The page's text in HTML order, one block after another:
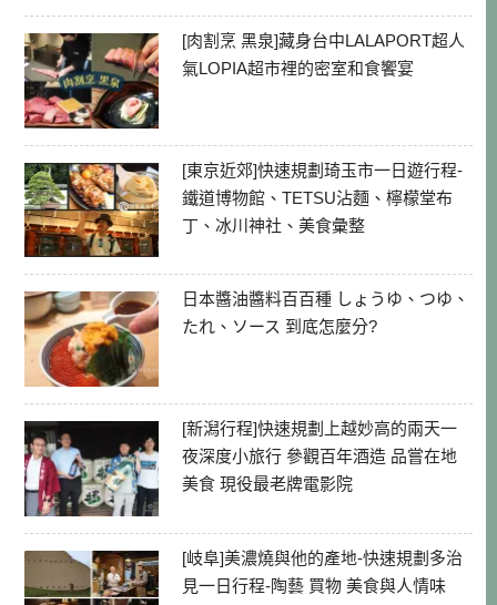
[肉割烹 黑泉]藏身台中LALAPORT超人
氣LOPIA超市裡的密室和食饗宴
[東京近郊]快速規劃琦玉市一日遊行程-
鐵道博物館、TETSU沾麵、檸檬堂布
丁、冰川神社、美食彙整
日本醬油醬料百百種 しょうゆ、つゆ、
たれ、ソース 到底怎麼分?
[新潟行程]快速規劃上越妙高的兩天一
夜深度小旅行 參觀百年酒造 品嘗在地
美食 現役最老牌電影院
[岐阜]美濃燒與他的產地-快速規劃多治
見一日行程-陶藝 買物 美食與人情味